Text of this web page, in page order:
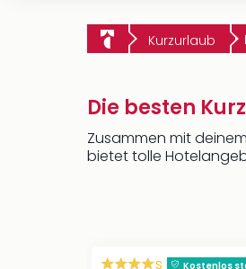
Kurzurlaub
Die besten
Zusammen mit
bietet tolle
s Kostenlos